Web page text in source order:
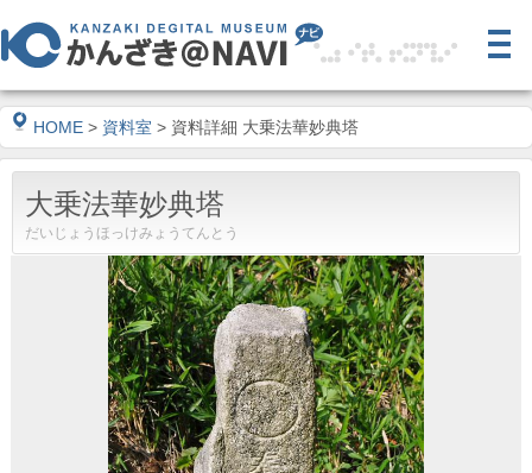
HOME > 資料室 > 資料詳細 大乗法華妙典塔
大乗法華妙典塔
だいじょうほっけみょうてんとう